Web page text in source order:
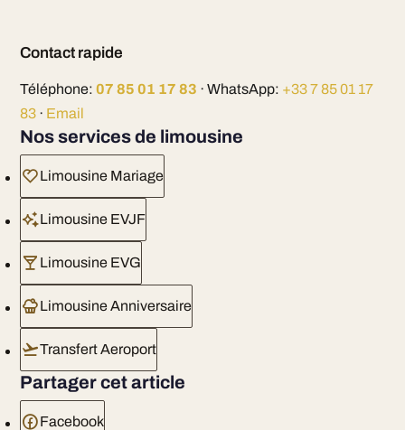
Contact rapide
Téléphone: 07 85 01 17 83 · WhatsApp: +33 7 85 01 17
83· Email
Nos services de limousine
Limousine Mariage
Limousine EVJF
Limousine EVG
Limousine Anniversaire
Transfert Aeroport
Partager cet article
Facebook